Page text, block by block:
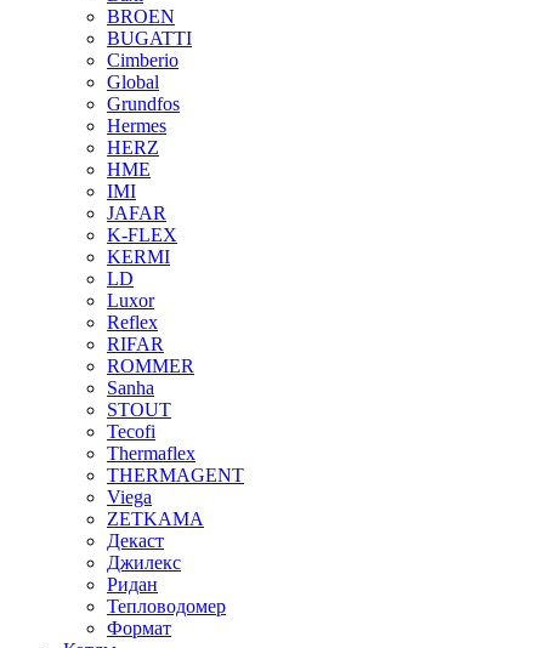
BROEN
BUGATTI
Cimberio
Global
Grundfos
Hermes
HERZ
HME
IMI
JAFAR
K-FLEX
KERMI
LD
Luxor
Reflex
RIFAR
ROMMER
Sanha
STOUT
Tecofi
Thermaflex
THERMAGENT
Viega
ZETKAMA
Декаст
Джилекс
Ридан
Тепловодомер
Формат